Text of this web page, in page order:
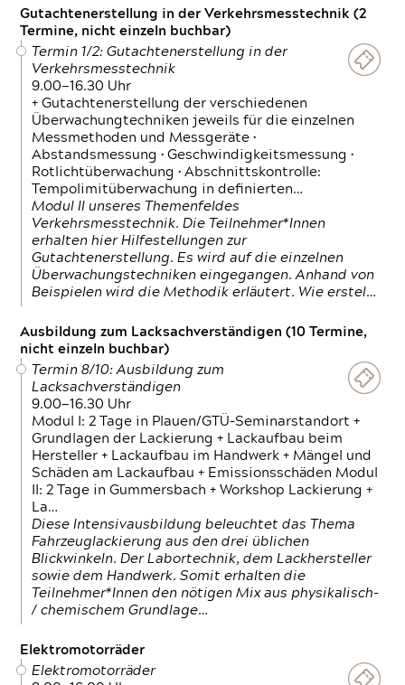
Gutachtenerstellung in der Verkehrsmesstechnik (2
Termine, nicht einzeln buchbar)
Termin 1/2: Gutachtenerstellung in der
Verkehrsmesstechnik
9.00—16.30 Uhr
+ Gutachtenerstellung der verschiedenen
Überwachungtechniken jeweils für die einzelnen
Messmethoden und Messgeräte •
Abstandsmessung • Geschwindigkeitsmessung •
Rotlichtüberwachung • Abschnittskontrolle:
Tempolimitüberwachung in definierten…
Modul II unseres Themenfeldes
Verkehrsmesstechnik. Die Teilnehmer*Innen
erhalten hier Hilfestellungen zur
Gutachtenerstellung. Es wird auf die einzelnen
Überwachungstechniken eingegangen. Anhand von
Beispielen wird die Methodik erläutert. Wie erstel…
Ausbildung zum Lacksachverständigen (10 Termine,
nicht einzeln buchbar)
Termin 8/10: Ausbildung zum
Lacksachverständigen
9.00—16.30 Uhr
Modul I: 2 Tage in Plauen/GTÜ-Seminarstandort +
Grundlagen der Lackierung + Lackaufbau beim
Hersteller + Lackaufbau im Handwerk + Mängel und
Schäden am Lackaufbau + Emissionsschäden Modul
II: 2 Tage in Gummersbach + Workshop Lackierung +
La…
Diese Intensivausbildung beleuchtet das Thema
Fahrzeuglackierung aus den drei üblichen
Blickwinkeln. Der Labortechnik, dem Lackhersteller
sowie dem Handwerk. Somit erhalten die
Teilnehmer*Innen den nötigen Mix aus physikalisch-
/ chemischem Grundlage…
Elektromotorräder
Elektromotorräder